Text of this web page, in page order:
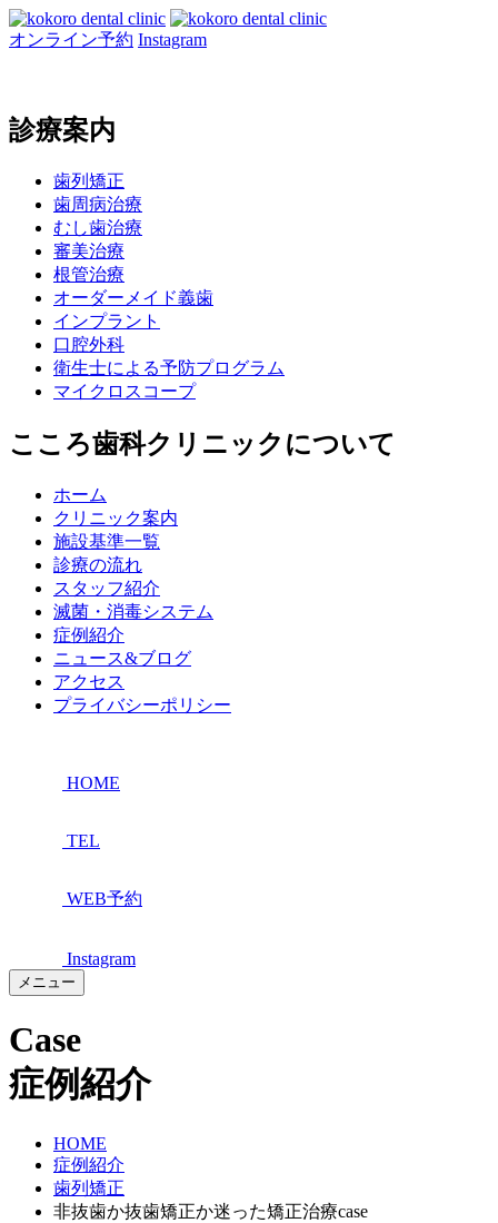
オンライン予約 Instagram
診療案内
歯列矯正
歯周病治療
むし歯治療
審美治療
根管治療
オーダーメイド義歯
インプラント
口腔外科
衛生士による予防プログラム
マイクロスコープ
こころ歯科クリニックについて
ホーム
クリニック案内
施設基準一覧
診療の流れ
スタッフ紹介
滅菌・消毒システム
症例紹介
ニュース&ブログ
アクセス
プライバシーポリシー
HOME
TEL
WEB予約
Instagram
メニュー
Case
症例紹介
HOME
症例紹介
歯列矯正
非抜歯か抜歯矯正か迷った矯正治療case